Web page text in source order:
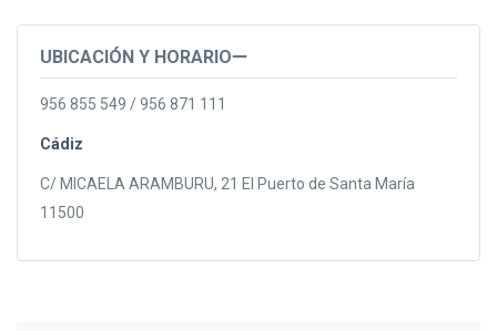
UBICACIÓN Y HORARIO
956 855 549 / 956 871 111
Cádiz
C/ MICAELA ARAMBURU, 21 El Puerto de Santa María
11500